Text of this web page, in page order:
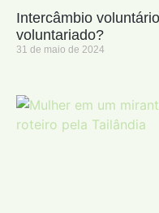
Intercâmbio
voluntariado?
31 de maio de 2024